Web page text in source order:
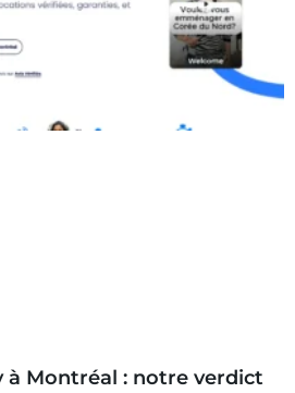
à Montréal : notre verdict